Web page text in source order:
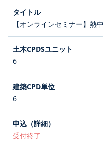
【オンラインセミナー】熱
6
6
受付終了